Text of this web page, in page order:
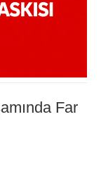
Far